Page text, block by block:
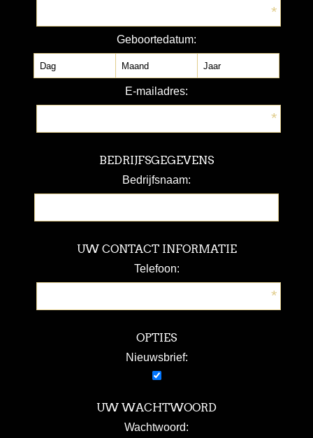
*
Geboortedatum:
E-mailadres:
*
BEDRIJFSGEGEVENS
Bedrijfsnaam:
UW CONTACT INFORMATIE
Telefoon:
*
OPTIES
Nieuwsbrief:
UW WACHTWOORD
Wachtwoord: